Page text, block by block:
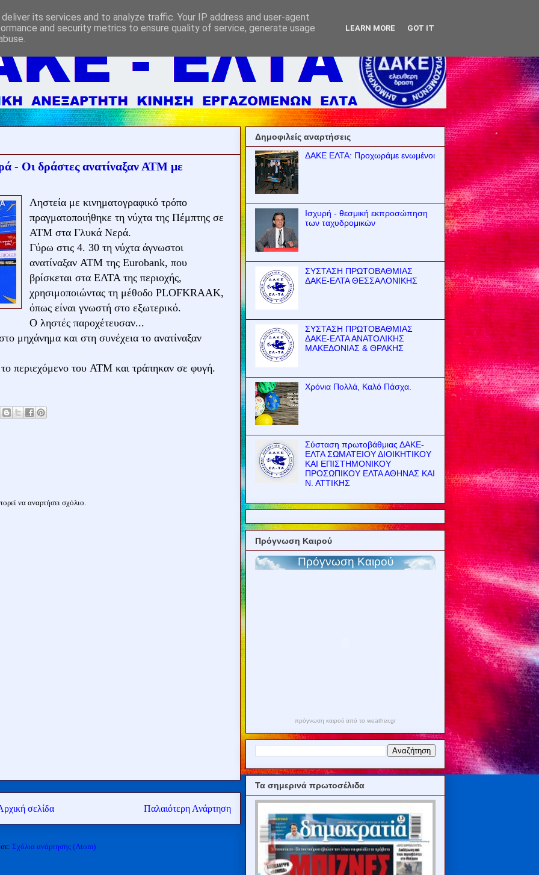
- Οι δράστες ανατίναξαν ΑΤM με
Ληστεία με κινηματογραφικό τρόπο
πραγματοποιήθηκε τη νύχτα της Πέμπτης σε
ΑΤΜ στα Γλυκά Νερά.
Γύρω στις 4. 30 τη νύχτα άγνωστοι
ανατίναξαν ATM της Eurobank, που
βρίσκεται στα ΕΛΤΑ της περιοχής,
χρησιμοποιώντας τη μέθοδο PLOFKRAAK,
όπως είναι γνωστή στο εξωτερικό.
Ο ληστές παροχέτευσαν...
μηχάνημα και στη συνέχεια το ανατίναξαν
περιεχόμενο του ATM και τράπηκαν σε φυγή.
να αναρτήσει σχόλιο.
Παλαιότερη Ανάρτηση
σελίδα
Σχόλια ανάρτησης (Atom)
Δημοφιλείς αναρτήσεις
ΔΑΚΕ ΕΛΤΑ: Προχωράμε ενωμένοι
Ισχυρή - θεσμική εκπροσώπηση
των ταχυδρομικών
ΣΥΣΤΑΣΗ ΠΡΩΤΟΒΑΘΜΙΑΣ
ΔΑΚΕ-ΕΛΤΑ ΘΕΣΣΑΛΟΝΙΚΗΣ
ΣΥΣΤΑΣΗ ΠΡΩΤΟΒΑΘΜΙΑΣ
ΔΑΚΕ-ΕΛΤΑ ΑΝΑΤΟΛΙΚΗΣ
ΜΑΚΕΔΟΝΙΑΣ & ΘΡΑΚΗΣ
Χρόνια Πολλά, Καλό Πάσχα.
Σύσταση πρωτοβάθμιας ΔΑΚΕ-
ΕΛΤΑ ΣΩΜΑΤΕΙΟΥ ΔΙΟΙΚΗΤΙΚΟΥ
ΚΑΙ ΕΠΙΣΤΗΜΟΝΙΚΟΥ
ΠΡΟΣΩΠΙΚΟΥ ΕΛΤΑ ΑΘΗΝΑΣ ΚΑΙ
Ν. ΑΤΤΙΚΗΣ
Πρόγνωση Καιρού
πρόγνωση καιρού από το weather.gr
Τα σημερινά πρωτοσέλιδα
its services and to analyze traffic. Your IP address and user-agent
and security metrics to ensure quality of service, generate usage
LEARN MORE GOT IT